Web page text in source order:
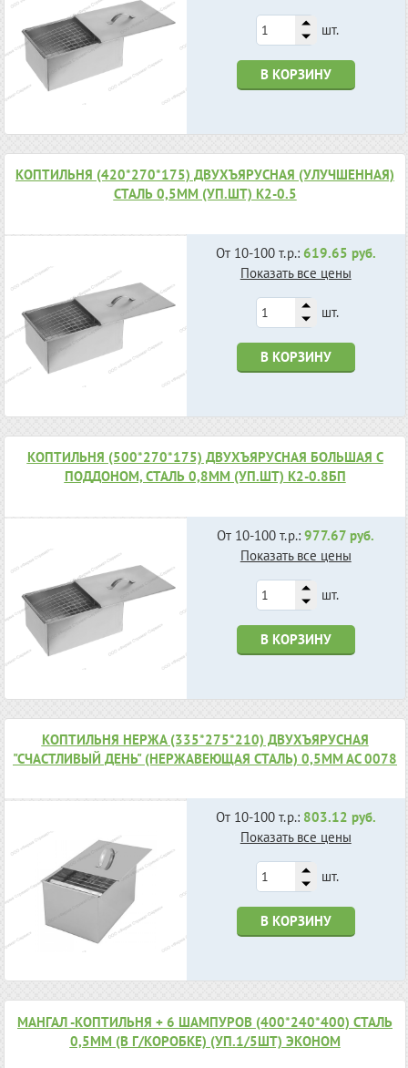
шт.
В КОРЗИНУ
КОПТИЛЬНЯ (420*270*175) ДВУХЪЯРУСНАЯ (УЛУЧШЕННАЯ)
СТАЛЬ 0,5ММ (УП.ШТ) К2-0.5
От 10-100 т.р.: 619.65 руб.
Показать все цены
шт.
В КОРЗИНУ
КОПТИЛЬНЯ (500*270*175) ДВУХЪЯРУСНАЯ БОЛЬШАЯ С
ПОДДОНОМ, СТАЛЬ 0,8ММ (УП.ШТ) К2-0.8БП
От 10-100 т.р.:977.67 руб.
Показать все цены
шт.
В КОРЗИНУ
КОПТИЛЬНЯ НЕРЖА (335*275*210) ДВУХЪЯРУСНАЯ
"СЧАСТЛИВЫЙ ДЕНЬ" (НЕРЖАВЕЮЩАЯ СТАЛЬ) 0,5ММ АС 0078
От 10-100 т.р.: 803.12 руб.
Показать все цены
шт.
В КОРЗИНУ
МАНГАЛ -КОПТИЛЬНЯ + 6 ШАМПУРОВ (400*240*400) СТАЛЬ
0,5ММ (В Г/КОРОБКЕ) (УП.1/5ШТ) ЭКОНОМ